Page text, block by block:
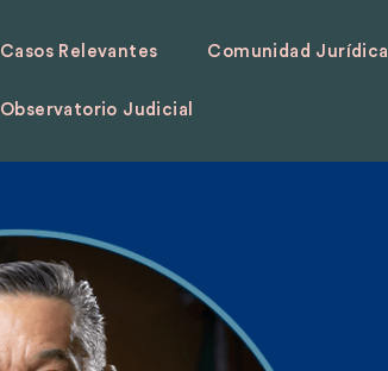
Casos Relevantes Comunidad Jurídica
Observatorio Judicial